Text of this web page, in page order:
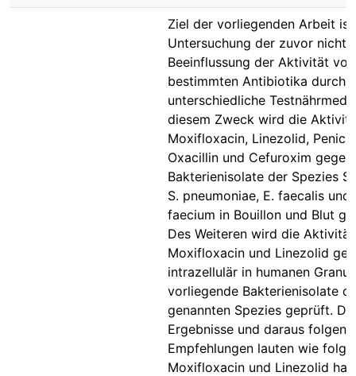
Ziel der vorliegenden Arbeit
Untersuchung der zuvor nicht
Beeinflussung der Aktivität von
bestimmten Antibiotika durch
unterschiedliche
diesem Zweck wird die
Moxifloxacin, Linezolid,
Oxacillin und Cefuroxim gegen
Bakterienisolate der Spezies
S. pneumoniae, E. faecalis und
faecium in Bouillon und Blut
Des Weiteren wird die
Moxifloxacin und Linezolid
intrazellulär in humanen
vorliegende Bakterienisolate
genannten Spezies geprüft. Die
Ergebnisse und daraus
Empfehlungen lauten wie folgt:
Moxifloxacin und Linezolid